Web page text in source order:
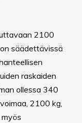
2100
säädettävissä
raskaiden
ollessa 340
2100 kg,